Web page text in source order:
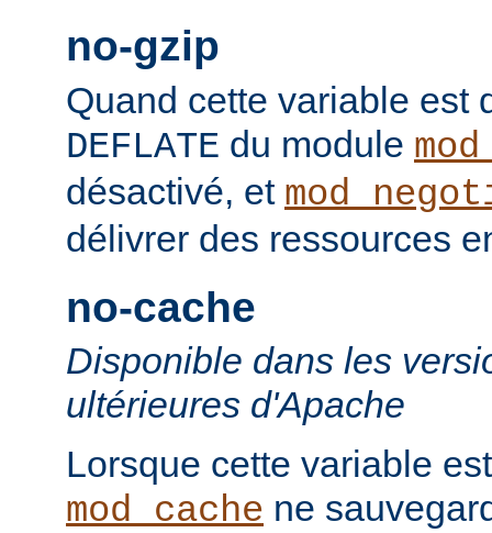
no-gzip
Quand cette variable est
DEFLATE du module
désactivé, et
délivrer des ressources
no-cache
Disponible dans les
ultérieures d'Apache
Lorsque cette variable
mod_cache ne